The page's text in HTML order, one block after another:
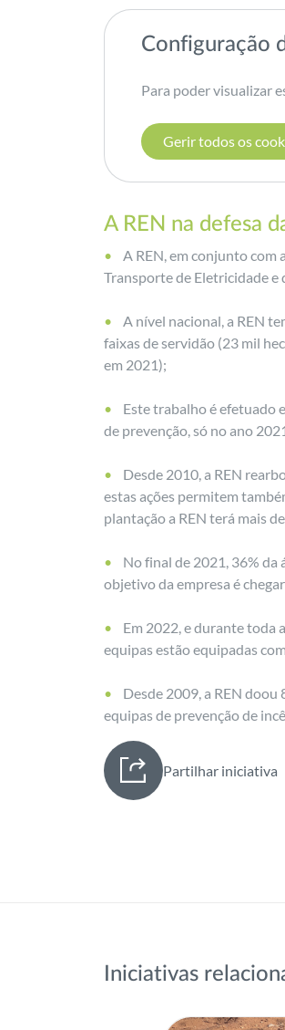
Configuração
Para poder visualizar
Gerir todos os
A REN na defesa
A REN, em conjunto com
Transporte de Eletricidade e
A nível nacional, a REN
faixas de servidão (23 mil
em 2021);
Este trabalho é efetuado
de prevenção, só no ano
Desde 2010, a REN
estas ações permitem
plantação a REN terá mais
No final de 2021, 36% da
objetivo da empresa é
Em 2022, e durante toda
equipas estão equipadas
Desde 2009, a REN
equipas de prevenção de
Partilhar iniciativa
Iniciativas